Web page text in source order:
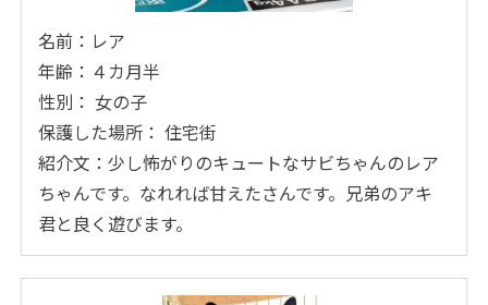
名前：レア
年齢：４カ月半
性別： 女の子
保護した場所： 住宅街
紹介文：少し怖がりのキュートなサビちゃんのレア
ちゃんです。なれれば甘えたさんです。兄弟のアキ
君と良く遊びます。